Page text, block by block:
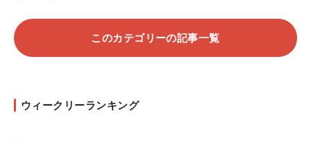
このカテゴリーの記事一覧
ウィークリーランキング